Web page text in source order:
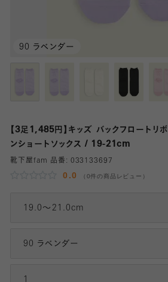
90 ラベンダー
【3足1,485円】キッズ バックフロートリボ
ンショートソックス / 19-21cm
靴下屋fam 品番: 033133697
0.0 （0件の商品レビュー）
19.0～21.0cm
90 ラベンダー